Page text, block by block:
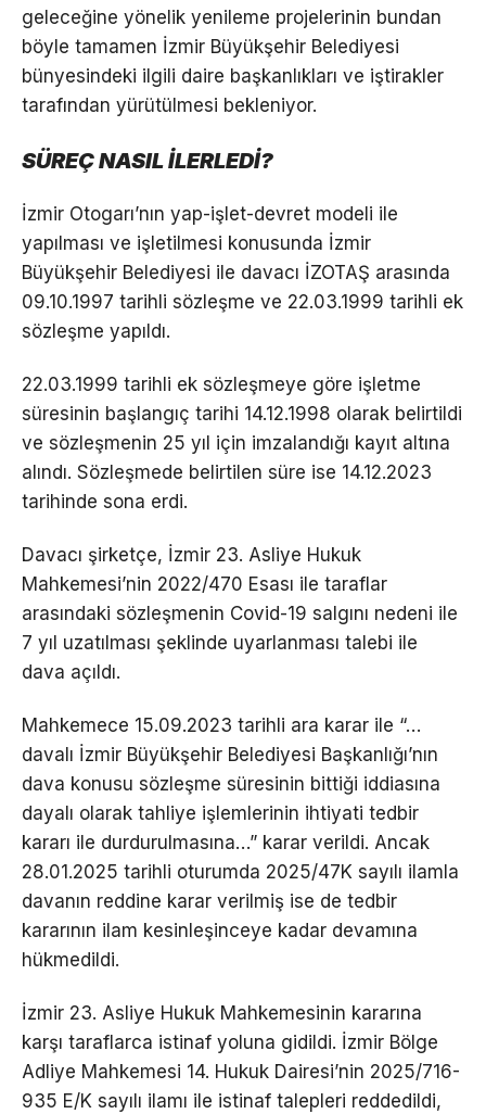
geleceğine yönelik yenileme projelerinin bundan
böyle tamamen İzmir Büyükşehir Belediyesi
bünyesindeki ilgili daire başkanlıkları ve iştirakler
tarafından yürütülmesi bekleniyor.
SÜREÇ NASIL İLERLEDİ?
İzmir Otogarı’nın yap-işlet-devret modeli ile
yapılması ve işletilmesi konusunda İzmir
Büyükşehir Belediyesi ile davacı İZOTAŞ arasında
09.10.1997 tarihli sözleşme ve 22.03.1999 tarihli ek
sözleşme yapıldı.
22.03.1999 tarihli ek sözleşmeye göre işletme
süresinin başlangıç tarihi 14.12.1998 olarak belirtildi
ve sözleşmenin 25 yıl için imzalandığı kayıt altına
alındı. Sözleşmede belirtilen süre ise 14.12.2023
tarihinde sona erdi.
Davacı şirketçe, İzmir 23. Asliye Hukuk
Mahkemesi’nin 2022/470 Esası ile taraflar
arasındaki sözleşmenin Covid-19 salgını nedeni ile
7 yıl uzatılması şeklinde uyarlanması talebi ile
dava açıldı.
Mahkemece 15.09.2023 tarihli ara karar ile “…
davalı İzmir Büyükşehir Belediyesi Başkanlığı’nın
dava konusu sözleşme süresinin bittiği iddiasına
dayalı olarak tahliye işlemlerinin ihtiyati tedbir
kararı ile durdurulmasına…” karar verildi. Ancak
28.01.2025 tarihli oturumda 2025/47K sayılı ilamla
davanın reddine karar verilmiş ise de tedbir
kararının ilam kesinleşinceye kadar devamına
hükmedildi.
İzmir 23. Asliye Hukuk Mahkemesinin kararına
karşı taraflarca istinaf yoluna gidildi. İzmir Bölge
Adliye Mahkemesi 14. Hukuk Dairesi’nin 2025/716-
935 E/K sayılı ilamı ile istinaf talepleri reddedildi,